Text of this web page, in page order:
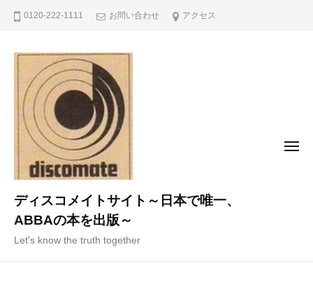
0120-222-1111 お問い合わせ アクセス
ディスコメイトサイト～日本で唯一、
ABBAの本を出版～
Let's know the truth together
メ